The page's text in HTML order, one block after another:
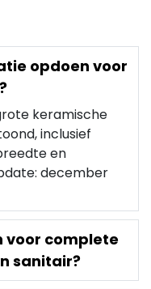
opdoen voor
keramische
inclusief
en
december
voor complete
sanitair?